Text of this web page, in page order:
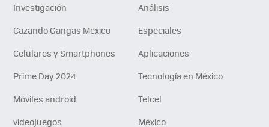
Investigación
Análisis
Cazando Gangas Mexico
Especiales
Celulares y Smartphones
Aplicaciones
Prime Day 2024
Tecnología en México
Móviles android
Telcel
videojuegos
México